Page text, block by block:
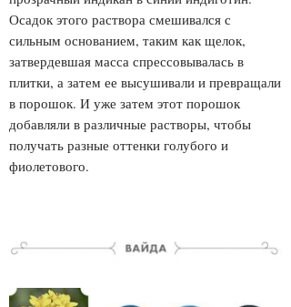
Осадок этого раствора смешивался с
сильным основанием, таким как щелок,
затвердевшая масса спрессовывалась в
плитки, а затем ее высушивали и превращали
в порошок. И уже затем этот порошок
добавляли в различные растворы, чтобы
получать разные оттенки голубого и
фиолетового.